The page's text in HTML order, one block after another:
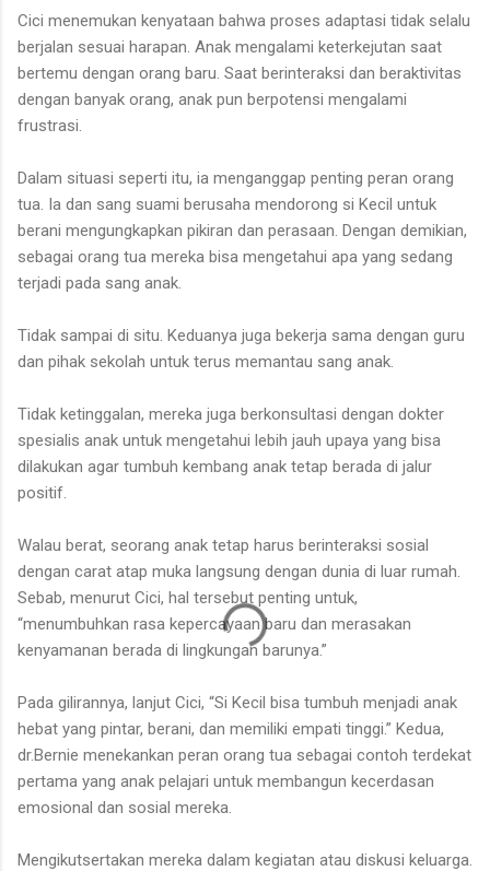
Cici menemukan kenyataan bahwa proses adaptasi tidak selalu
berjalan sesuai harapan. Anak mengalami keterkejutan saat
bertemu dengan orang baru. Saat berinteraksi dan beraktivitas
dengan banyak orang, anak pun berpotensi mengalami
frustrasi.
Dalam situasi seperti itu, ia menganggap penting peran orang
tua. Ia dan sang suami berusaha mendorong si Kecil untuk
berani mengungkapkan pikiran dan perasaan. Dengan demikian,
sebagai orang tua mereka bisa mengetahui apa yang sedang
terjadi pada sang anak.
Tidak sampai di situ. Keduanya juga bekerja sama dengan guru
dan pihak sekolah untuk terus memantau sang anak.
Tidak ketinggalan, mereka juga berkonsultasi dengan dokter
spesialis anak untuk mengetahui lebih jauh upaya yang bisa
dilakukan agar tumbuh kembang anak tetap berada di jalur
positif.
Walau berat, seorang anak tetap harus berinteraksi sosial
dengan carat atap muka langsung dengan dunia di luar rumah.
Sebab, menurut Cici, hal tersebut penting untuk,
“menumbuhkan rasa kepercayaan baru dan merasakan
kenyamanan berada di lingkungan barunya.”
Pada gilirannya, lanjut Cici, “Si Kecil bisa tumbuh menjadi anak
hebat yang pintar, berani, dan memiliki empati tinggi.” Kedua,
dr.Bernie menekankan peran orang tua sebagai contoh terdekat
pertama yang anak pelajari untuk membangun kecerdasan
emosional dan sosial mereka.
Mengikutsertakan mereka dalam kegiatan atau diskusi keluarga.